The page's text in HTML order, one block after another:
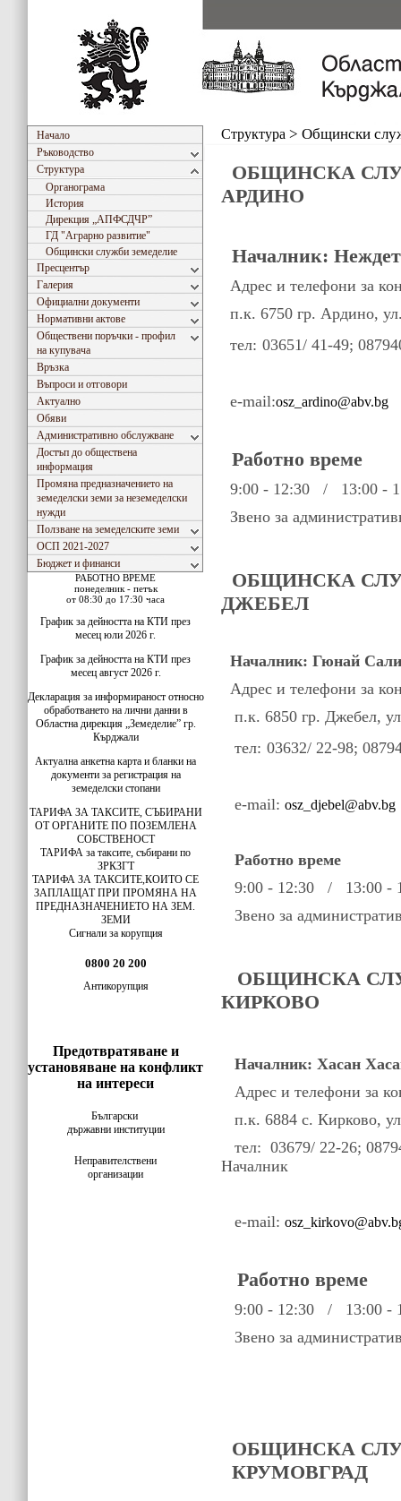
Начало
Ръководство
Структура
Органограма
История
Дирекция „АПФСДЧР”
ГД "Аграрно развитиe"
Общински служби земеделие
Пресцентър
Галерия
Официални документи
Нормативни актове
Обществени поръчки - профил
на купувача
Връзка
Въпроси и отговори
Актуално
Обяви
Административно обслужване
Достъп до обществена
информация
Промяна предназначението на
земеделски земи за неземеделски
нужди
Ползване на земеделските земи
ОСП 2021-2027
Бюджет и финанси
РАБОТНО ВРЕМЕ
понеделник - петък
от 08:30 до 17:30 часа
График за дейността на КТИ през
месец юли 2026 г.
График за дейността на КТИ през
месец август 2026 г.
Декларация за информираност относно
обработването на лични данни в
Областна дирекция „Земеделие” гр.
Кърджали
Актуална анкетна карта и бланки на
документи за регистрация на
земеделски стопани
ТАРИФА ЗА ТАКСИТЕ, СЪБИРАНИ
ОТ ОРГАНИТЕ ПО ПОЗЕМЛЕНА
СОБСТВЕНОСТ
ТАРИФА за таксите, събирани по
ЗРКЗГТ
ТАРИФА ЗА ТАКСИТЕ,КОИТО СЕ
ЗАПЛАЩАТ ПРИ ПРОМЯНА НА
ПРЕДНАЗНАЧЕНИЕТО НА ЗЕМ.
ЗЕМИ
Сигнали за корупция
0800 20 200
Антикорупция
Предотвратяване и
установяване на конфликт
на интереси
Български
държавни институции
Неправителствени
организации
Структура > Общински
ОБЩИНСКА
АРДИНО
Началник:
Адрес и телефони за
п.к. 6750 гр. Ардино,
тел: 03651/ 41-49;
e-mail:osz_ardino@abv.bg
Работно време
9:00 - 12:30 / 13:00 -
Звено за
ОБЩИНСКА
ДЖЕБЕЛ
Началник: Гюнай Сали
Адрес и телефони за
п.к. 6850 гр. Джебел,
тел: 03632/ 22-98;
e-mail: osz_djebel@abv.bg
Работно време
9:00 - 12:30 / 13:00 -
Звено за
ОБЩИНСКА
КИРКОВО
Началник: Хасан
Адрес и телефони за
п.к. 6884 с. Кирково,
тел: 03679/ 22-26;
Началник
e-mail:
Работно време
9:00 - 12:30 / 13:00 -
Звено за
ОБЩИНСКА
КРУМОВГРАД